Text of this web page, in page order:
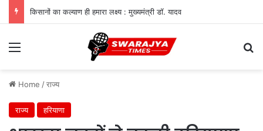
किसानों का कल्याण ही हमारा लक्ष्य : मुख्यमंत्री डॉ. यादव
Menu
Home /राज्य
राज्य हरियाणा